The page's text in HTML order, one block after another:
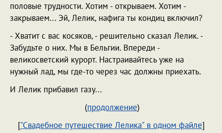
половые трудности. Хотим - открываем. Хотим -
закрываем... Эй, Лелик, нафига ты кондиц включил?
- Хватит с вас косяков, - решительно сказал Лелик. -
Забудьте о них. Мы в Бельгии. Впереди -
великосветский курорт. Настраивайтесь уже на
нужный лад, мы где-то через час должны приехать.
И Лелик прибавил газу...
(продолжение)
["Свадебное путешествие Лелика" в одном файле]